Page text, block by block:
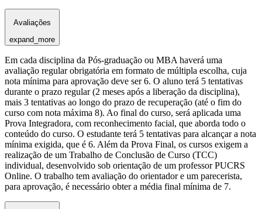
Avaliações
expand_more
Em cada disciplina da Pós-graduação ou MBA haverá uma
avaliação regular obrigatória em formato de múltipla escolha, cuja
nota mínima para aprovação deve ser 6. O aluno terá 5 tentativas
durante o prazo regular (2 meses após a liberação da disciplina),
mais 3 tentativas ao longo do prazo de recuperação (até o fim do
curso com nota máxima 8). Ao final do curso, será aplicada uma
Prova Integradora, com reconhecimento facial, que aborda todo o
conteúdo do curso. O estudante terá 5 tentativas para alcançar a nota
mínima exigida, que é 6. Além da Prova Final, os cursos exigem a
realização de um Trabalho de Conclusão de Curso (TCC)
individual, desenvolvido sob orientação de um professor PUCRS
Online. O trabalho tem avaliação do orientador e um parecerista,
para aprovação, é necessário obter a média final mínima de 7.